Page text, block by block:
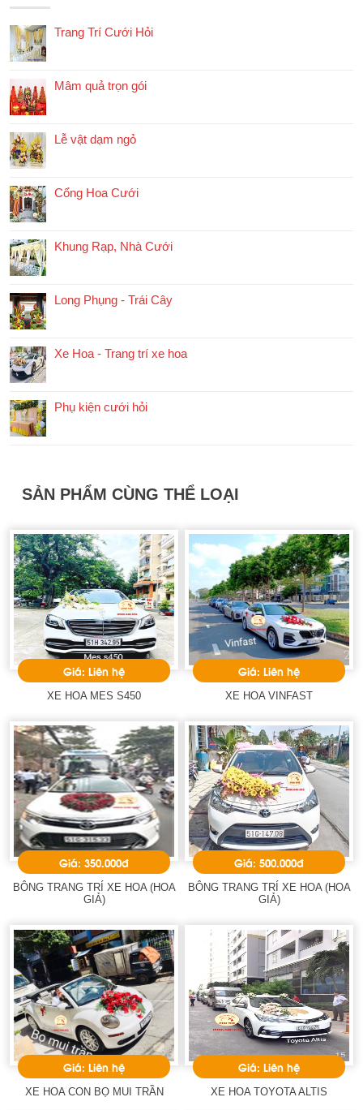
Trang Trí Cưới Hỏi
Mâm quả trọn gói
Lễ vật dạm ngỏ
Cổng Hoa Cưới
Khung Rạp, Nhà Cưới
Long Phụng - Trái Cây
Xe Hoa - Trang trí xe hoa
Phụ kiện cưới hỏi
SẢN PHẨM CÙNG THỂ LOẠI
Giá: Liên hệ
XE HOA MES S450
Giá: Liên hệ
XE HOA VINFAST
Giá: 350.000đ
BÔNG TRANG TRÍ XE HOA (HOA
GIẢ)
Giá: 500.000đ
BÔNG TRANG TRÍ XE HOA (HOA
GIẢ)
Giá: Liên hệ
XE HOA CON BỌ MUI TRẦN
Giá: Liên hệ
XE HOA TOYOTA ALTIS